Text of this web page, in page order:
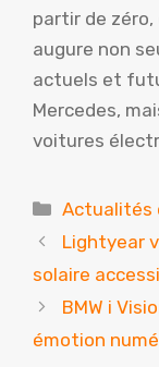
partir de zéro,
augure non
actuels et
Mercedes,
voitures
Catégories
Actualités
Lightyear
solaire
BMW i
émotion